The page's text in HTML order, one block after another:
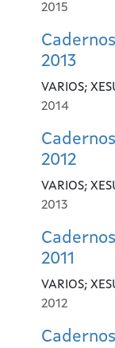
2015
2013
VARIOS;
2014
2012
VARIOS;
2013
2011
VARIOS;
2012